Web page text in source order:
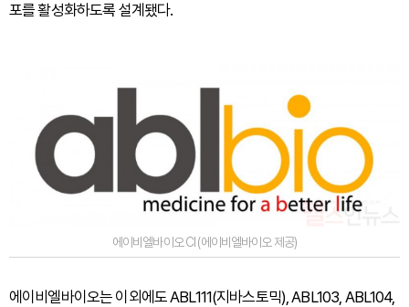
포를 활성화하도록 설계됐다.
에이비엘바이오 CI (에이비엘바이오 제공)
에이비엘바이오는 이외에도 ABL111(지바스토믹), ABL103, ABL104,